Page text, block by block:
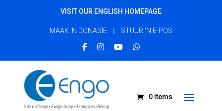
VISIT OUR ENGLISH HOMEPAGE
MAAK ‘N DONASIE | STUUR ‘N E-POS
0 Items